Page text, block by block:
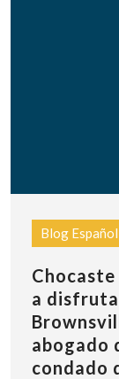
Blog Español
a
abogado
condado